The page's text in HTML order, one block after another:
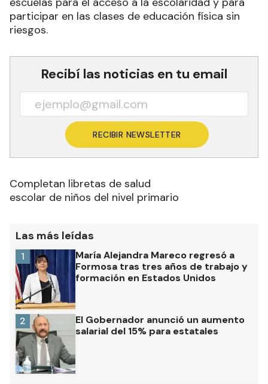
participar en las clases de educación física sin
riesgos.
Recibí las noticias en tu email
RECIBIR NEWSLETTER
Completan libretas de salud
escolar de niños del nivel primario
Las más leídas
María Alejandra Mareco regresó a
Formosa tras tres años de trabajo y
formación en Estados Unidos
1
El Gobernador anunció un aumento
salarial del 15% para estatales
2